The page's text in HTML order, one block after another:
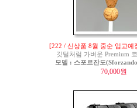
[222 / 신상품 8월 중순 입고예
깃털처럼 가벼운 Premium
모델 : 스포르잔도
70,000원